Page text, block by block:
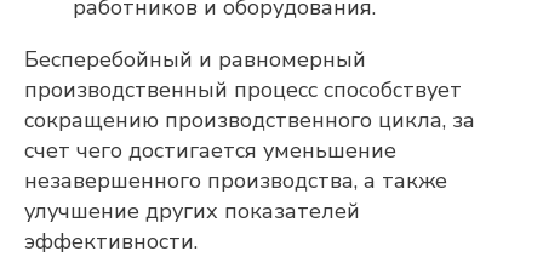
работников и оборудования.
Бесперебойный и равномерный
производственный процесс способствует
сокращению производственного цикла, за
счет чего достигается уменьшение
незавершенного производства, а также
улучшение других показателей
эффективности.
с нашими экспертами и сделать
проекта для вашего предприятия.
ФАМИЛИЯ, ИМЯ, ОТЧЕСТВО